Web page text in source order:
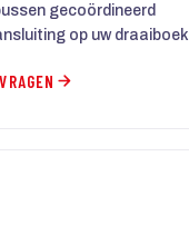
gecoördineerd
op uw draaiboek